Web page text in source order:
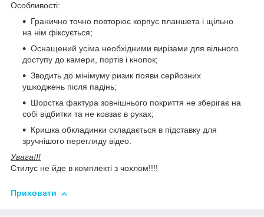
Особливості:
Гранично точно повторює корпус планшета і щільно
на нім фіксується;
Оснащений усіма необхідними вирізами для вільного
доступу до камери, портів і кнопок;
Зводить до мінімуму ризик появи серйозних
ушкоджень після падінь;
Шорстка фактура зовнішнього покриття не зберігає на
собі відбитки та не ковзає в руках;
Кришка обкладинки складається в підставку для
зручнішого перегляду відео.
Увага!!!
Стилус не йде в комплекті з чохлом!!!!
Приховати